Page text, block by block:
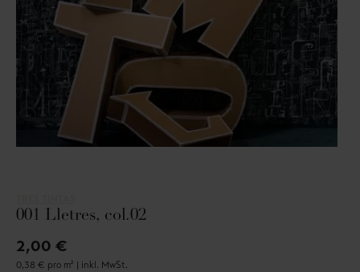
001 Lletres, col.02
2,00 €
0,38 € pro m² | inkl. MwSt.